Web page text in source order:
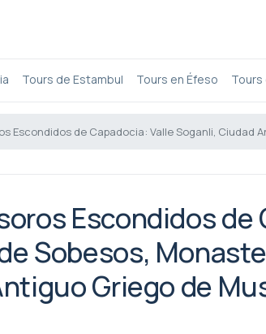
Tours de Estambul Tours en Éfeso Tours
Escondidos de Capadocia: Valle Soganli,
Escondidos de
Sobesos,
Griego de